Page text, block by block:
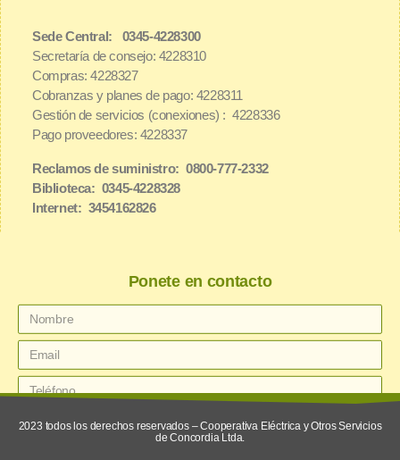
Sede Central: 0345-4228300
Secretaría de consejo: 4228310
Compras: 4228327
Cobranzas y planes de pago: 4228311
Gestión de servicios (conexiones) : 4228336
Pago proveedores: 4228337
Reclamos de suministro: 0800-777-2332
Biblioteca: 0345-4228328
Internet: 3454162826
Ponete en contacto
2023 todos los derechos reservados – Cooperativa Eléctrica y Otros Servicios
de Concordia Ltda.